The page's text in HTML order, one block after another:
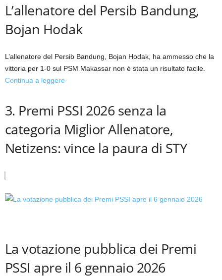
L’allenatore del Persib Bandung,
Bojan Hodak
L’allenatore del Persib Bandung, Bojan Hodak, ha ammesso che la
vittoria per 1-0 sul PSM Makassar non è stata un risultato facile.
Continua a leggere
3. Premi PSSI 2026 senza la
categoria Miglior Allenatore,
Netizens: vince la paura di STY
La votazione pubblica dei Premi
PSSI apre il 6 gennaio 2026